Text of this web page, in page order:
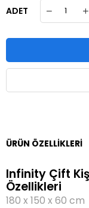
ADET
ÜRÜN ÖZELLIKLERI
Infinity Çift
Özellikleri
180 x 150 x 60 cm